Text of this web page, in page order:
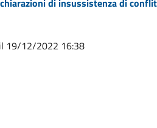
di insussistenza di
19/12/2022 16:38